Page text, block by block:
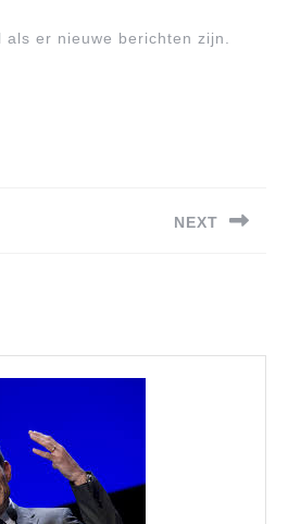
er nieuwe berichten zijn.
NEXT